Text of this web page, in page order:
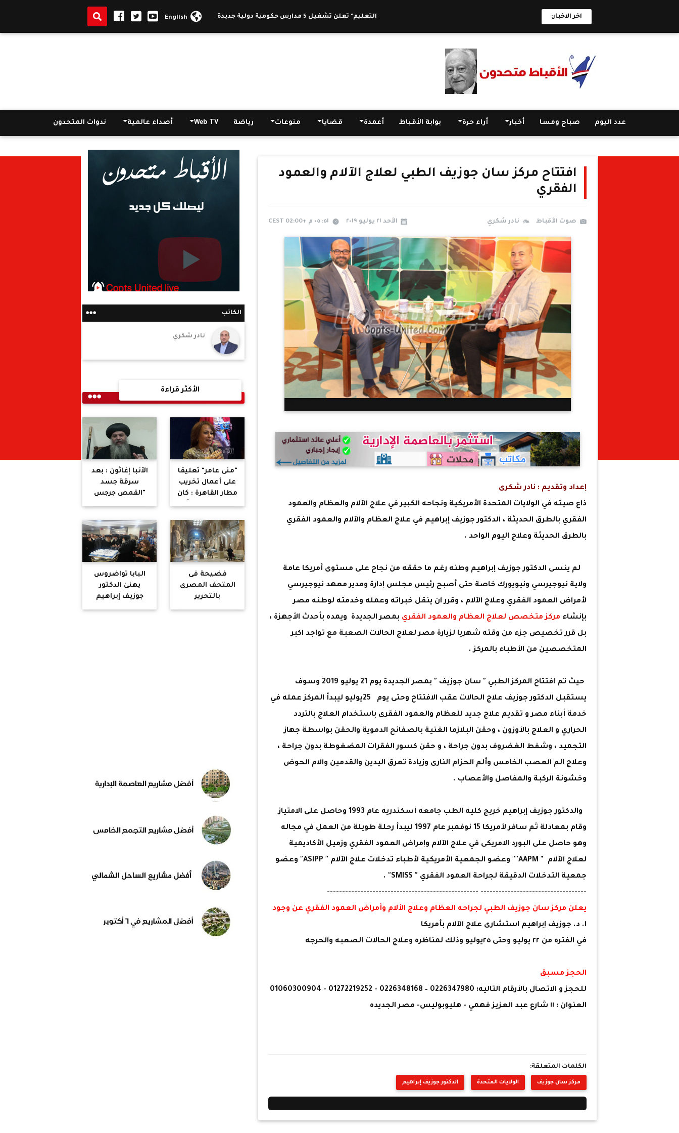
اخر الاخبار: بنظام الـ(IG).. "التعليم" تعلن تشغيل 5 مدارس حكومية دولية جديدة | بعد افتتاحه رسميًا.. تعرف على آلية التعامل مع جراج روكسي..فيديو
English
عدد اليوم صباح ومسا أخبار أراء حرة بوابة الأقباط أعمدة قضايا منوعات رياضة Web TV أصداء عالمية ندوات المتحدون
افتتاح مركز سان جوزيف الطبي لعلاج الآلام والعمود
الفقري
صوت الأقباط نادر شكري الأحد ٢١ يوليو ٢٠١٩ ٥١: ٠٥ م +02:00 CEST
إعداد وتقديم : نادر شكرى
ذاع صيته في الولايات المتحدة الأمريكية ونجاحه الكبير في علاج الآلام والعظام والعمود
الفقري بالطرق الحديثة ، الدكتور جوزيف إبراهيم في علاج العظام والآلام والعمود الفقري
بالطرق الحديثة وعلاج اليوم الواحد .
لم ينسى الدكتور جوزيف إبراهيم وطنه رغم ما حققه من نجاح على مستوى أمريكا عامة
ولاية نيوجيرسي ونيويورك خاصة حتى أصبح رئيس مجلس إدارة ومدير معهد نيوجيرسي
لأمراض العمود الفقري وعلاج الآلام ، وقرر ان ينقل خبراته وعمله وخدمته لوطنه مصر
بإنشاء مركز متخصص لعلاج العظام والعمود الفقري بمصر الجديدة ويمده بأحدث الأجهزة ،
بل قرر تخصيص جزء من وقته شهريا لزيارة مصر لعلاج الحالات الصعبة مع تواجد اكبر
المتخصصين من الأطباء بالمركز .
حيث تم افتتاح المركز الطبي " سان جوزيف " بمصر الجديدة يوم 21 يوليو 2019 وسوف
يستقبل الدكتور جوزيف علاج الحالات عقب الافتتاح وحتى يوم 25يوليو ليبدأ المركز عمله في
خدمة أبناء مصر و تقديم علاج جديد للعظام والعمود الفقرى باستخدام العلاج بالتردد
الحراري و العلاج بالأوزون ، وحقن البلازما الغنية بالصفائح الدموية والحقن بواسطة جهاز
التجميد ، وشفط الغضروف بدون جراحة ، و حقن كسور الفقرات المضغوطة بدون جراحة ،
وعلاج الم العصب الخامس وألم الحزام النارى وزيادة تعرق اليدين والقدمين والام الحوض
وخشونة الركبة والمفاصل والأعصاب .
والدكتور جوزيف إبراهيم خريج كليه الطب جامعه أسكندريه عام 1993 وحاصل على الامتياز
وقام بمعادلة ثم سافر لأمريكا 15 نوفمبر عام 1997 ليبدأ رحلة طويلة من العمل في مجاله
وهو حاصل على البورد الامريكى في علاج الآلام وإمراض العمود الفقري وزميل الأكاديمية
لعلاج الآلام " AAPM"" وعضو الجمعية الأمريكية لأطباء تدخلات علاج الآلام " ASIPP" وعضو
جمعية التدخلات الدقيقة لجراحة العمود الفقري " SMISS" .
----------------------------------- --------------------------------------------------
يعلن مركز سان جوزيف الطبي لجراحه العظام وعلاج الألام وأمراض العمود الفقري عن وجود
ا. د. جوزيف إبراهيم استشارى علاج الآلام بأمريكا
في الفتره من ٢٢ يوليو وحتى ٢٥يوليو وذلك لمناظره وعلاج الحالات الصعبه والحرجه
الحجز مسبق
للحجز و الاتصال بالأرقام التاليه: 0226347980 – 0226348168 - 01272219252 - 01060300904
العنوان : ١١ شارع عبد العزيز فهمي - هليوبوليس- مصر الجديده
الكلمات المتعلقة:
مركز سان جوزيف الولايات المتحدة الدكتور جوزيف إبراهيم
الكاتب
نادر شكري
الأكثر قراءة
"منى عامر" تعليقا
على أعمال تخريب
مطار القاهرة : كان
من المفترض أن
أحدثه الغجر
بالمطار
الأنبا إغاثون : بعد
سرقة جسد
"القمص جرجس
إبراهيم" استقبل
تهديد
فضيحة فى
المتحف المصرى
بالتحرير
البابا تواضروس
يهنئ الدكتور
جوزيف إبراهيم